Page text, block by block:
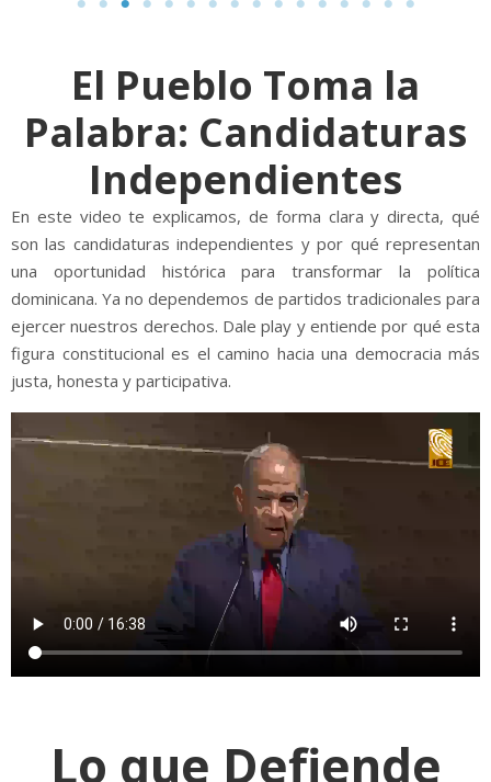
El Pueblo Toma la
Palabra: Candidaturas
Independientes
En este video te explicamos, de forma clara y directa, qué
son las candidaturas independientes y por qué representan
una oportunidad histórica para transformar la política
dominicana. Ya no dependemos de partidos tradicionales para
ejercer nuestros derechos. Dale play y entiende por qué esta
figura constitucional es el camino hacia una democracia más
justa, honesta y participativa.
Lo que Defiende